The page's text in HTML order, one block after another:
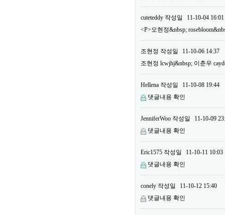
cuteteddy 작성일
11-10-04 16:01
<P>오현정&nbsp;
조현정 작성일
11-10-06 14:37
조현정 lcwjhj&nbsp; 이춘우
Hellena 작성일
11-10-08 19:44
댓글내용 확인
JenniferWoo 작성일
11-10-09
댓글내용 확인
Eric1575 작성일
11-10-11 10:03
댓글내용 확인
conely 작성일
11-10-12 15:40
댓글내용 확인